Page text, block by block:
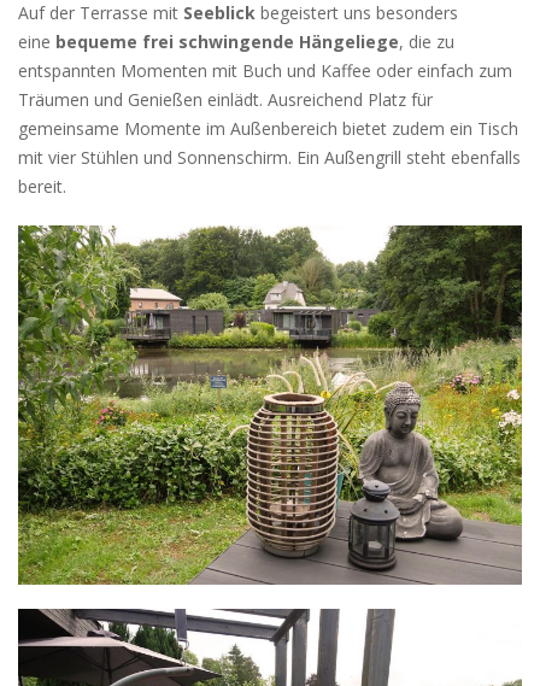
Auf der Terrasse mit Seeblick begeistert uns besonders
eine bequeme frei schwingende Hängeliege, die zu
entspannten Momenten mit Buch und Kaffee oder einfach zum
Träumen und Genießen einlädt. Ausreichend Platz für
gemeinsame Momente im Außenbereich bietet zudem ein Tisch
mit vier Stühlen und Sonnenschirm. Ein Außengrill steht ebenfalls
bereit.